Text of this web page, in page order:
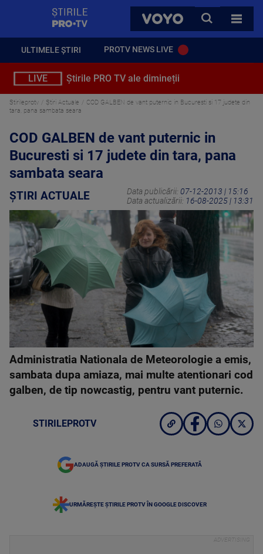
VOYO
CAUTA
TOATE
ULTIMELE ȘTIRI PROTV NEWS LIVE
LIVE Știrile PRO TV ale dimineții
Stirileprotv Știri Actuale
COD GALBEN de vant puternic in Bucuresti si 17 judete din
tara, pana sambata seara
COD GALBEN de vant puternic in
Bucuresti si 17 judete din tara, pana
sambata seara
ȘTIRI ACTUALE Data publicării: 07-12-2013 | 15:16
Data actualizării: 16-08-2025 | 13:31
Administratia Nationala de Meteorologie a emis,
sambata dupa amiaza, mai multe atentionari cod
galben, de tip nowcastig, pentru vant puternic.
STIRILEPROTV
ADAUGĂ ȘTIRILE PROTV CA SURSĂ PREFERATĂ
URMĂREȘTE ȘTIRILE PROTV ÎN GOOGLE DISCOVER